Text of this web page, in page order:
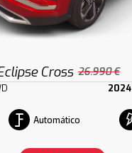
Cross 26.990 €
2024
Automático